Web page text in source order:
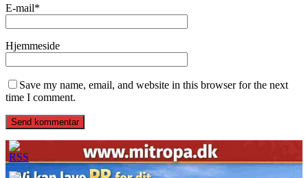
E-mail*
Hjemmeside
Save my name, email, and website in this browser for the next
time I comment.